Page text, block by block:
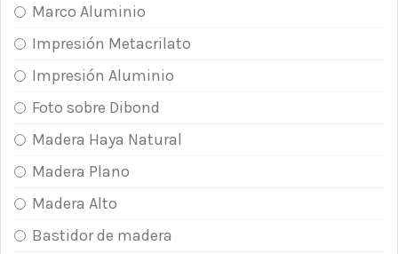
Marco Aluminio
Impresión Metacrilato
Impresión Aluminio
Foto sobre Dibond
Madera Haya Natural
Madera Plano
Madera Alto
Bastidor de madera